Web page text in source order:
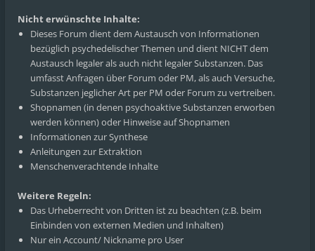
Nicht erwünschte Inhalte:
Dieses Forum dient dem Austausch von Informationen
bezüglich psychedelischer Themen und dient NICHT dem
Austausch legaler als auch nicht legaler Substanzen. Das
umfasst Anfragen über Forum oder PM, als auch Versuche,
Substanzen jeglicher Art per PM oder Forum zu vertreiben.
Shopnamen (in denen psychoaktive Substanzen erworben
werden können) oder Hinweise auf Shopnamen
Informationen zur Synthese
Anleitungen zur Extraktion
Menschenverachtende Inhalte
Weitere Regeln:
Das Urheberrecht von Dritten ist zu beachten (z.B. beim
Einbinden von externen Medien und Inhalten)
Nur ein Account/ Nickname pro User